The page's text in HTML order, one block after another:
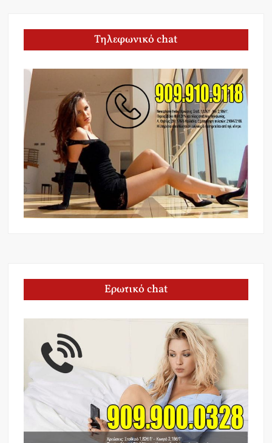
Τηλεφωνικό chat
Ερωτικό chat